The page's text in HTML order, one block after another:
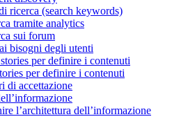
ricerca (search keywords)
tramite analytics
sui forum
bisogni degli utenti
per definire i contenuti
per definire i contenuti
di accettazione
l’architettura dell’informazione